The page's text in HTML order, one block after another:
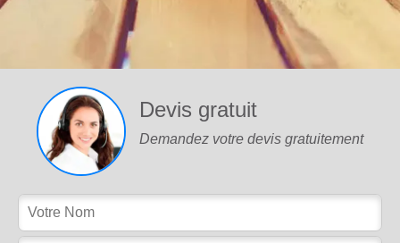
Devis gratuit
Demandez votre devis gratuitement